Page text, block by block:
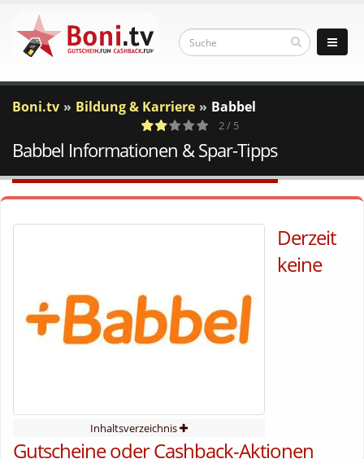
Boni.tv Bildung & Karriere Babbel
a
c
10
Votes
2 / 5
Babbel Informationen & Spar-Tipps
Inhaltsverzeichnis
Derzeit
keine
Gutscheine oder Cashback-Aktionen